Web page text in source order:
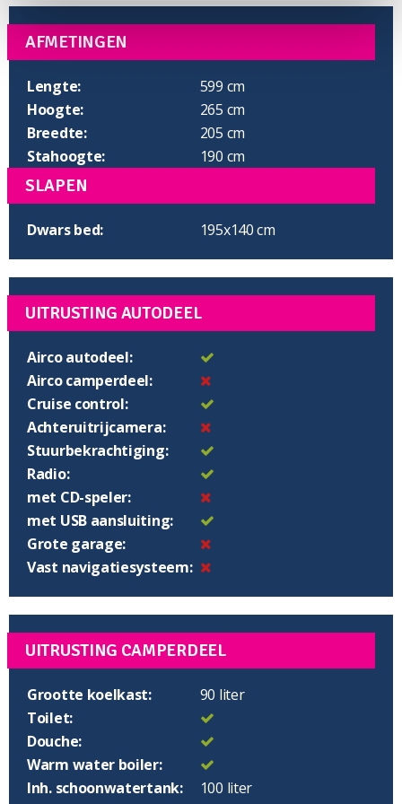
AFMETINGEN
Lengte:
599 cm
Hoogte:
265 cm
Breedte:
205 cm
Stahoogte:
190 cm
SLAPEN
Dwars bed: 195x140 cm
UITRUSTING AUTODEEL
Airco autodeel:
Airco camperdeel:
Cruise control:
Achteruitrijcamera:
Stuurbekrachtiging:
Radio:
met CD-speler:
met USB aansluiting:
Grote garage:
Vast navigatiesysteem:
UITRUSTING CAMPERDEEL
Grootte koelkast:
90 liter
Toilet:
Douche:
Warm water boiler:
Inh. schoonwatertank:
100 liter